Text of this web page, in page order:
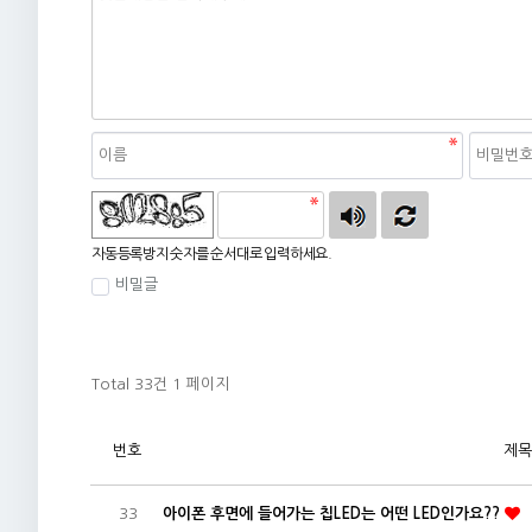
자동등록방지
자동등록방지 숫자를 순서대로 입력하세요.
비밀글
Total 33건 1 페이지
번호 제목
33 아이폰 후면에 들어가는 칩LED는 어떤 LED인가요??